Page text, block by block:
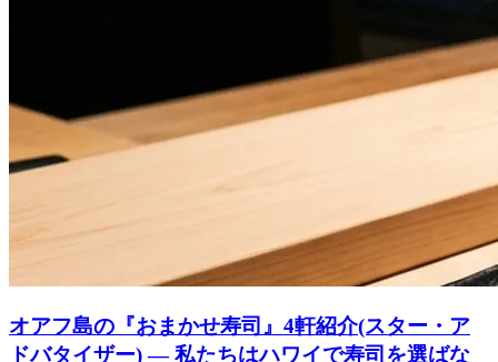
オアフ島の『おまかせ寿司』4軒紹介(スター・ア
ドバタイザー) ― 私たちはハワイで寿司を選ばな